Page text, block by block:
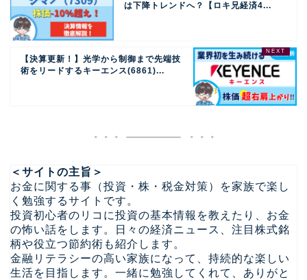
は下降トレンドへ？【ロキ兄経済4...
【決算更新！】光学から制御まで先端技
術をリードするキーエンス(6861)...
＜サイトの主旨＞
お金に関する事（投資・株・税金対策）を家族で楽し
く勉強するサイトです。
投資初心者のリコに投資の基本情報を教えたり、お金
の怖い話をします。日々の経済ニュース、注目株式銘
柄や役立つ節約術も紹介します。
金融リテラシーの高い家族になって、持続的な楽しい
生活を目指します。一緒に勉強してくれて、ありがと